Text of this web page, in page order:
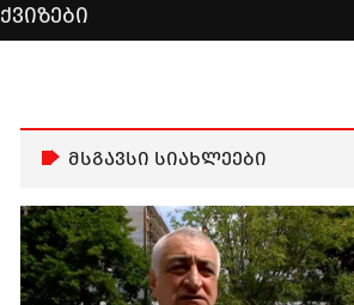
ᲥᲕᲘᲖᲔᲑᲘ
მსგავსი სიახლეები